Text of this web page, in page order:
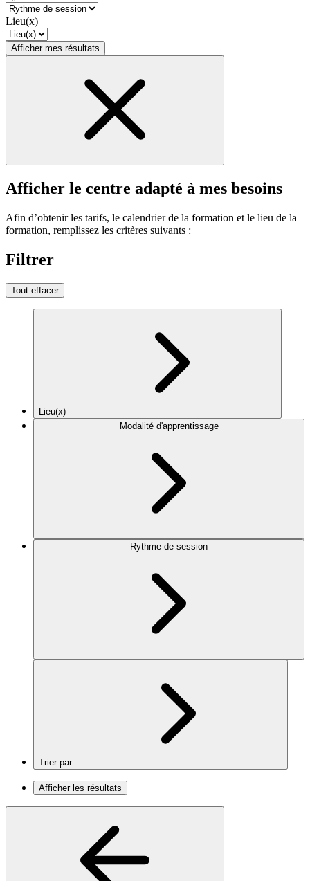
Lieu(x)
Afficher mes résultats
Afficher le centre adapté à mes besoins
Afin d’obtenir les tarifs, le calendrier de la formation et le lieu de la
formation, remplissez les critères suivants :
Filtrer
Tout effacer
Lieu(x)
Modalité d'apprentissage
Rythme de session
Trier par
Afficher les résultats